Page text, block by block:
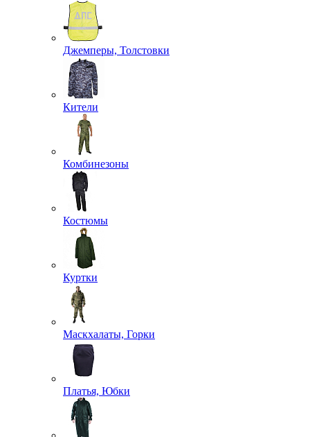
Джемперы, Толстовки
Кители
Комбинезоны
Костюмы
Куртки
Маскхалаты, Горки
Платья, Юбки